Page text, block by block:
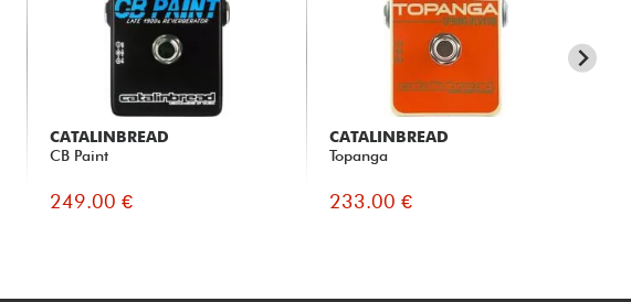
CATALINBREAD
CB Paint
249.00 €
CATALINBREAD
Topanga
233.00 €